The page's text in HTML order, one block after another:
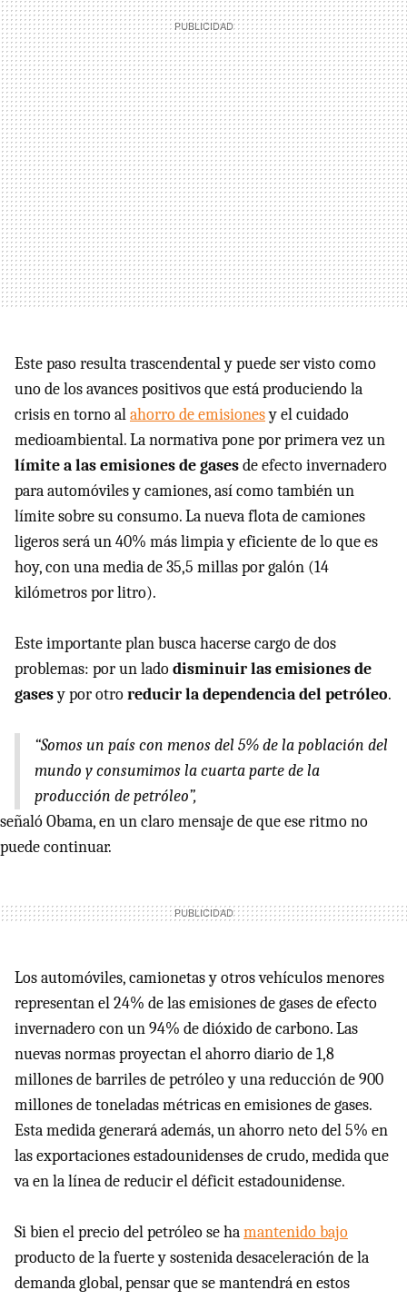
Este paso resulta trascendental y puede ser visto como
uno de los avances positivos que está produciendo la
crisis en torno alahorro de emisionesy el cuidado
medioambiental. La normativa pone por primera vez un
límite a las emisiones de gasesde efecto invernadero
para automóviles y camiones, así como también un
límite sobre su consumo. La nueva flota de camiones
ligeros será un 40% más limpia y eficiente de lo que es
hoy, con una media de 35,5 millas por galón (14
kilómetros por litro).
Este importante plan busca hacerse cargo de dos
problemas: por un ladodisminuir las emisiones de
gasesy por otroreducir la dependencia del petróleo.
“Somos un país con menos del 5% de la población del
mundo y consumimos la cuarta parte de la
producción de petróleo”,
señaló Obama, en un claro mensaje de que ese ritmo no
puede continuar.
Los automóviles, camionetas y otros vehículos menores
representan el 24% de las emisiones de gases de efecto
invernadero con un 94% de dióxido de carbono. Las
nuevas normas proyectan el ahorro diario de 1,8
millones de barriles de petróleo y una reducción de 900
millones de toneladas métricas en emisiones de gases.
Esta medida generará además, un ahorro neto del 5% en
las exportaciones estadounidenses de crudo, medida que
va en la línea de reducir el déficit estadounidense.
Si bien el precio del petróleo se hamantenido bajo
producto de la fuerte y sostenida desaceleración de la
demanda global, pensar que se mantendrá en estos